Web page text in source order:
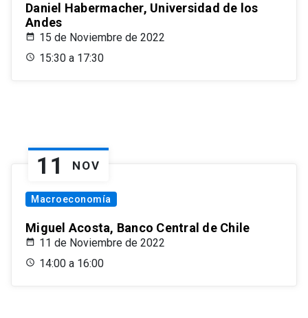
Daniel Habermacher, Universidad de los
Andes
15 de Noviembre de 2022
15:30 a 17:30
11 NOV
Macroeconomía
Miguel Acosta, Banco Central de Chile
11 de Noviembre de 2022
14:00 a 16:00